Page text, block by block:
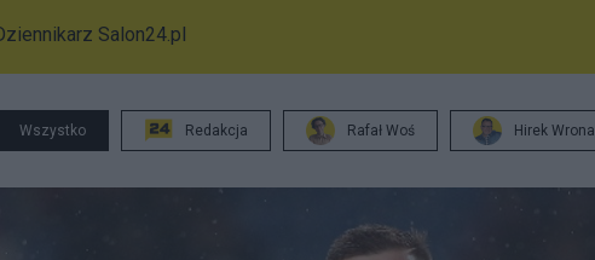
Salon24.pl
Wszystko Redakcja Rafał Woś Hirek Wrona